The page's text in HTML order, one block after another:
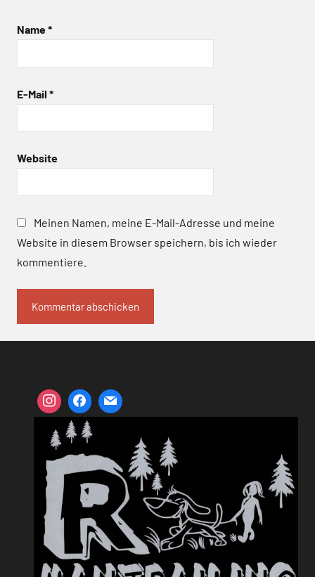
Name*
E-Mail *
Website
Meinen Namen, meine E-Mail-Adresse und meine
Website in diesem Browser speichern, bis ich wieder
kommentiere.